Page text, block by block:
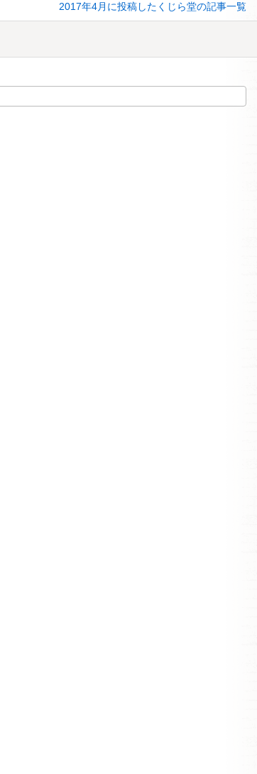
2017年4月に投稿したくじら堂の記事一覧